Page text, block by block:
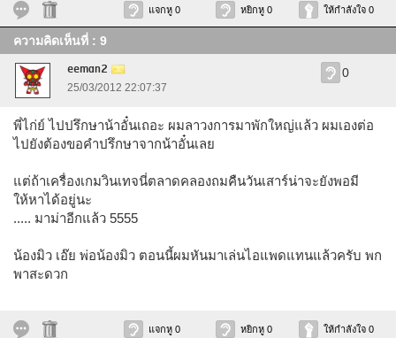
แจกหู 0 หยิกหู 0 ให้กำลังใจ 0
ความคิดเห็นที่ : 9
eeman2
25/03/2012 22:07:37
0
พี่ไก่ย์ ไปปรึกษาน้าอั๋นเถอะ ผมลาวงการมาพักใหญ่แล้ว ผมเองต่อ
ไปยังต้องขอคำปรึกษาจากน้าอั๋นเลย
แต่ถ้าเครื่องเกมวินเทจนี่ตลาดคลองถมคืนวันเสาร์น่าจะยังพอมี
ให้หาได้อยู่นะ
..... มาม่าอีกแล้ว 5555
น้องมิว เอ๊ย พ่อน้องมิว ตอนนี้ผมหันมาเล่นไอแพดแทนแล้วครับ พก
พาสะดวก
แจกหู 0 หยิกหู 0 ให้กำลังใจ 0